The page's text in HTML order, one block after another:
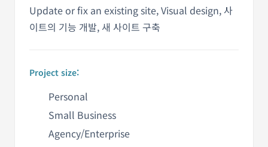
Update or fix an existing site, Visual design, 사
이트의 기능 개발, 새 사이트 구축
Project size:
Personal
Small Business
Agency/Enterprise